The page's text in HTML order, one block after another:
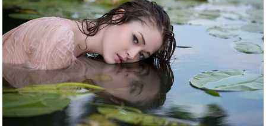
इ
ल
टे
क्नॉ
लॉ
जी
ब्यू
टी